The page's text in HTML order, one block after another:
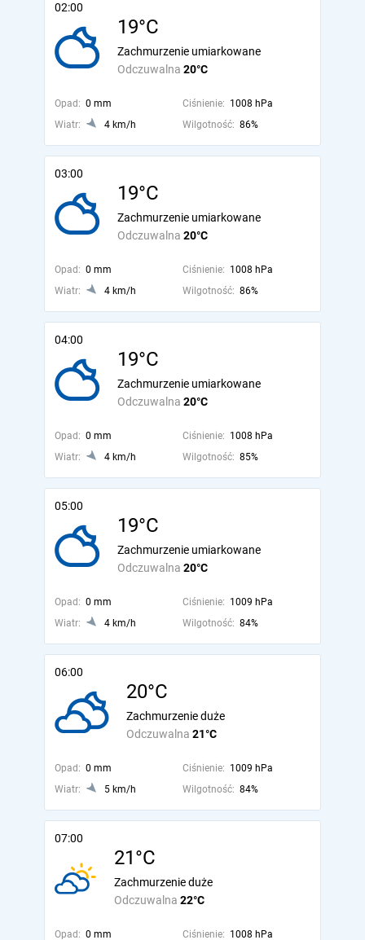
02:00
19°C
Odczuwalna 20°C
Zachmurzenie umiarkowane
Opad: 0 mm Ciśnienie: 1008 hPa
Wiatr:
4 km/h Wilgotność: 86%
03:00
19°C
Odczuwalna 20°C
Zachmurzenie umiarkowane
Opad: 0 mm Ciśnienie: 1008 hPa
Wiatr:
4 km/h Wilgotność: 86%
04:00
19°C
Odczuwalna 20°C
Zachmurzenie umiarkowane
Opad: 0 mm Ciśnienie: 1008 hPa
Wiatr:
4 km/h Wilgotność: 85%
05:00
19°C
Odczuwalna 20°C
Zachmurzenie umiarkowane
Opad: 0 mm Ciśnienie: 1009 hPa
Wiatr:
4 km/h Wilgotność: 84%
06:00
20°C
Odczuwalna 21°C
Zachmurzenie duże
Opad: 0 mm Ciśnienie: 1009 hPa
Wiatr:
5 km/h Wilgotność: 84%
07:00
21°C
Odczuwalna 22°C
Zachmurzenie duże
Opad: 0 mm Ciśnienie: 1008 hPa